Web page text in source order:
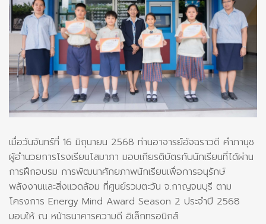
เมื่อวันจันทร์ที่ 16 มิถุนายน 2568 ท่านอาจารย์อัจฉราวดี คำภานุช
ผู้อำนวยการโรงเรียนโสมาภา มอบเกียรติบัตรกับนักเรียนที่ได้ผ่าน
การฝึกอบรม การพัฒนาศักยภาพนักเรียนเพื่อการอนุรักษ์
พลังงานและสิ่งแวดล้อม ที่ศูนย์รวมตะวัน จ.กาญจนบุรี ตาม
โครงการ Energy Mind Award Season 2 ประจำปี 2568
มอบให้ ณ หน้าธนาคารความดี อิเล็กทรอนิกส์